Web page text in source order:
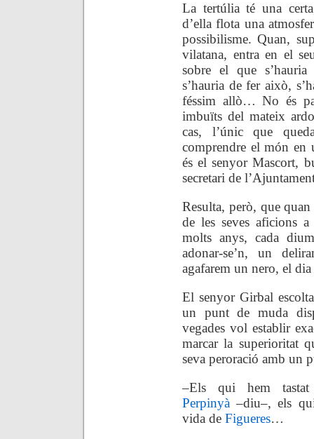
La tertúlia té una
d’ella flota una
possibilisme. Quan,
vilatana, entra en el
sobre el que
s’hauria de fer això,
féssim allò… No és
imbuïts del mateix
cas, l’únic que
comprendre el món en
és el senyor Mascort,
secretari de
Resulta, però, que
de les seves aficions
molts anys, cada
adonar-se’n, un
agafarem un nero, el
El senyor Girbal
un punt de muda
vegades vol establir
marcar la superioritat
seva peroració amb un
–Els qui hem
Perpinyà–diu–, els
vida de Figueres…